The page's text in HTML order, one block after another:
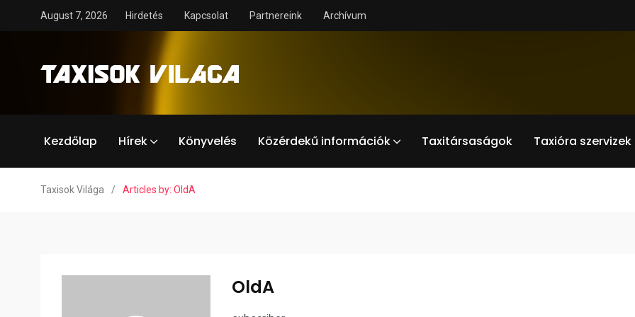
August 7, 2026 Hirdetés Kapcsolat Partnereink Archívum
Kezdőlap Hírek Könyvelés Közérdekű információk Taxitársaságok Taxióra szervizek
Taxisok Világa / Articles by: OldA
OldA